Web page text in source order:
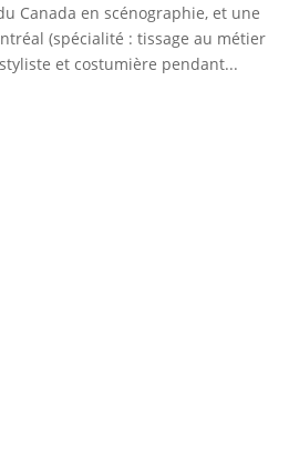
Canada en scénographie, et une
(spécialité : tissage au métier
et costumière pendant...